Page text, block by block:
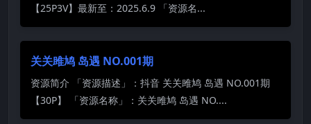
【25P3V】最新至：2025.6.9 「资源名...
关关雎鸠 岛遇 NO.001期
资源简介 「资源描述」：抖音 关关雎鸠 岛遇 NO.001期
【30P】 「资源名称」：关关雎鸠 岛遇 NO....